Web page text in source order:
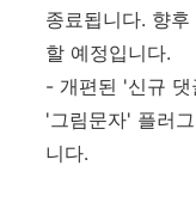
종료됩니다. 향후
할 예정입니다.
- 개편된 '신규
'그림문자' 플러
니다.